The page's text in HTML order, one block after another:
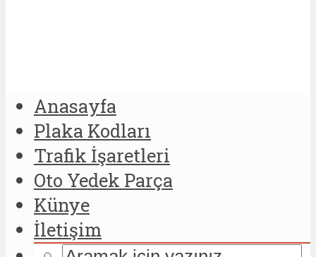
Anasayfa
Plaka Kodları
Trafik İşaretleri
Oto Yedek Parça
Künye
İletişim